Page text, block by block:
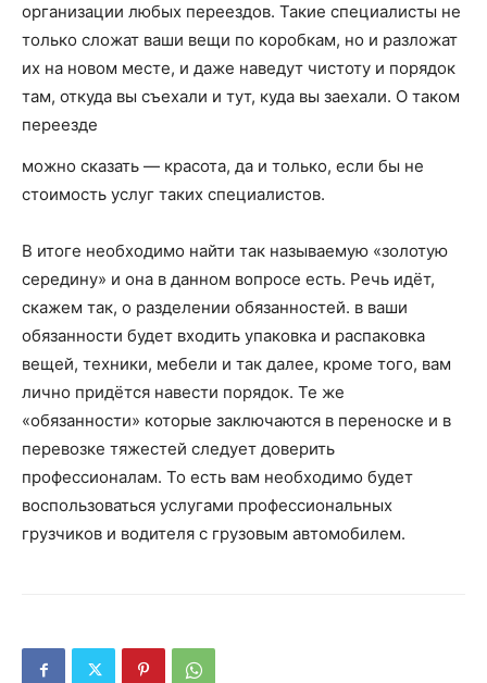
организации любых переездов. Такие специалисты не
только сложат ваши вещи по коробкам, но и разложат
их на новом месте, и даже наведут чистоту и порядок
там, откуда вы съехали и тут, куда вы заехали. О таком
переезде
можно сказать — красота, да и только, если бы не
стоимость услуг таких специалистов.
В итоге необходимо найти так называемую «золотую
середину» и она в данном вопросе есть. Речь идёт,
скажем так, о разделении обязанностей. в ваши
обязанности будет входить упаковка и распаковка
вещей, техники, мебели и так далее, кроме того, вам
лично придётся навести порядок. Те же
«обязанности» которые заключаются в переноске и в
перевозке тяжестей следует доверить
профессионалам. То есть вам необходимо будет
воспользоваться услугами профессиональных
грузчиков и водителя с грузовым автомобилем.